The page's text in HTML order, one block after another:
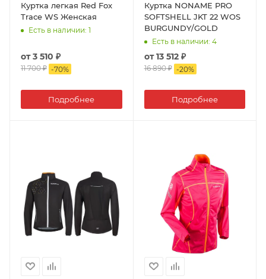
Куртка легкая Red Fox
Trace WS Женская
Есть в наличии: 1
от3 510 ₽
11 700 ₽ -70%
Подробнее
Куртка NONAME PRO
SOFTSHELL JKT 22 WOS
BURGUNDY/GOLD
Есть в наличии: 4
от13 512 ₽
16 890 ₽ -20%
Подробнее